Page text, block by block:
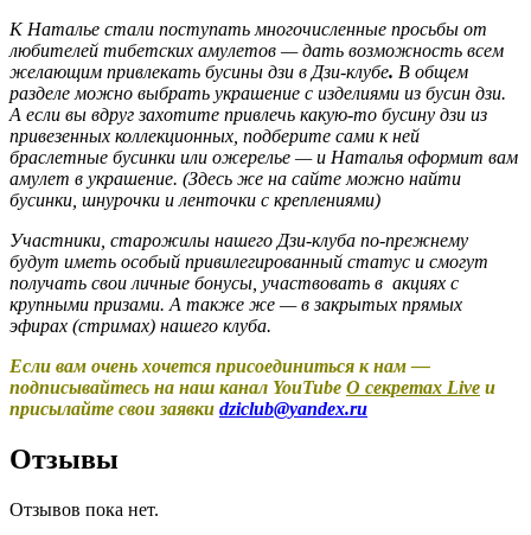
К Наталье стали поступать многочисленные просьбы от
любителей тибетских амулетов — дать возможность всем
желающим привлекать бусины дзи в Дзи-клубе. В общем
разделе можно выбрать украшение с изделиями из бусин дзи.
А если вы вдруг захотите привлечь какую-то бусину дзи из
привезенных коллекционных, подберите сами к ней
браслетные бусинки или ожерелье — и Наталья оформит вам
амулет в украшение. (Здесь же на сайте можно найти
бусинки, шнурочки и ленточки с креплениями)
Участники, старожилы нашего Дзи-клуба по-прежнему
будут иметь особый привилегированный статус и смогут
получать свои личные бонусы, участвовать в акциях с
крупными призами. А также же — в закрытых прямых
эфирах (стримах) нашего клуба.
Если вам очень хочется присоединиться к нам —
подписывайтесь на наш канал YouTube О секретах Live и
присылайте свои заявки dziclub@yandex.ru
Отзывы
Отзывов пока нет.